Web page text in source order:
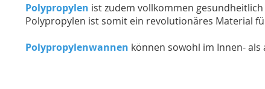
Polypropylen ist zudem vollkommen
Polypropylen ist somit ein revolutionäres Material
Polypropylenwannen können sowohl im Innen-